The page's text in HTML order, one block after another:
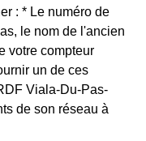
: * Le numéro de
le nom de l'ancien
votre compteur
un de ces
Viala-Du-Pas-
de son réseau à